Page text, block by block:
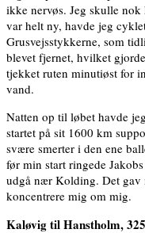
ikke nervøs. Jeg skulle
var helt ny, havde jeg
Grusvejsstykkerne, som
blevet fjernet, hvilket
tjekket ruten minutiøst for
vand.
Natten op til løbet havde
startet på sit 1600 km
svære smerter i den ene
før min start ringede
udgå nær Kolding. Det gav
koncentrere mig om mig.
Kaløvig til Hanstholm,